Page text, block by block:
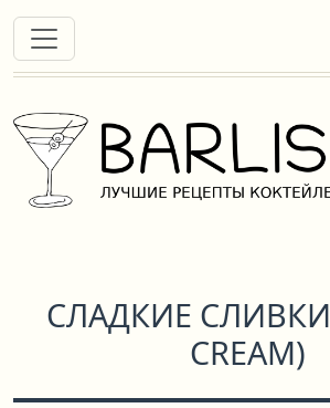
СЛАДКИЕ СЛИВКИ
CREAM)